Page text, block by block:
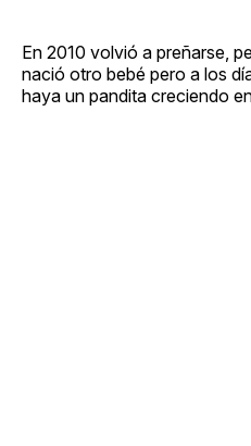
En 2010 volvió a preñarse,
nació otro bebé pero a los
haya un pandita creciendo